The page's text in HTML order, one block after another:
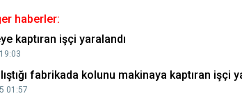
haberler:
kaptıran işçi yaralandı
fabrikada kolunu makinaya kaptıran işçi
01:57